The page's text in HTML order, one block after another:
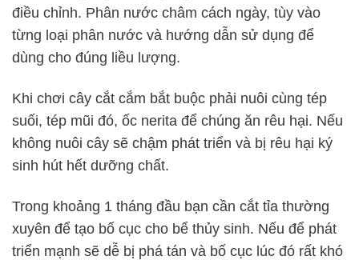
điều chỉnh. Phân nước châm cách ngày, tùy vào
từng loại phân nước và hướng dẫn sử dụng để
dùng cho đúng liều lượng.
Khi chơi cây cắt cắm bắt buộc phải nuôi cùng tép
suối, tép mũi đó, ốc nerita để chúng ăn rêu hại. Nếu
không nuôi cây sẽ chậm phát triển và bị rêu hại ký
sinh hút hết dưỡng chất.
Trong khoảng 1 tháng đầu bạn cần cắt tỉa thường
xuyên để tạo bố cục cho bể thủy sinh. Nếu để phát
triển mạnh sẽ dễ bị phá tán và bố cục lúc đó rất khó